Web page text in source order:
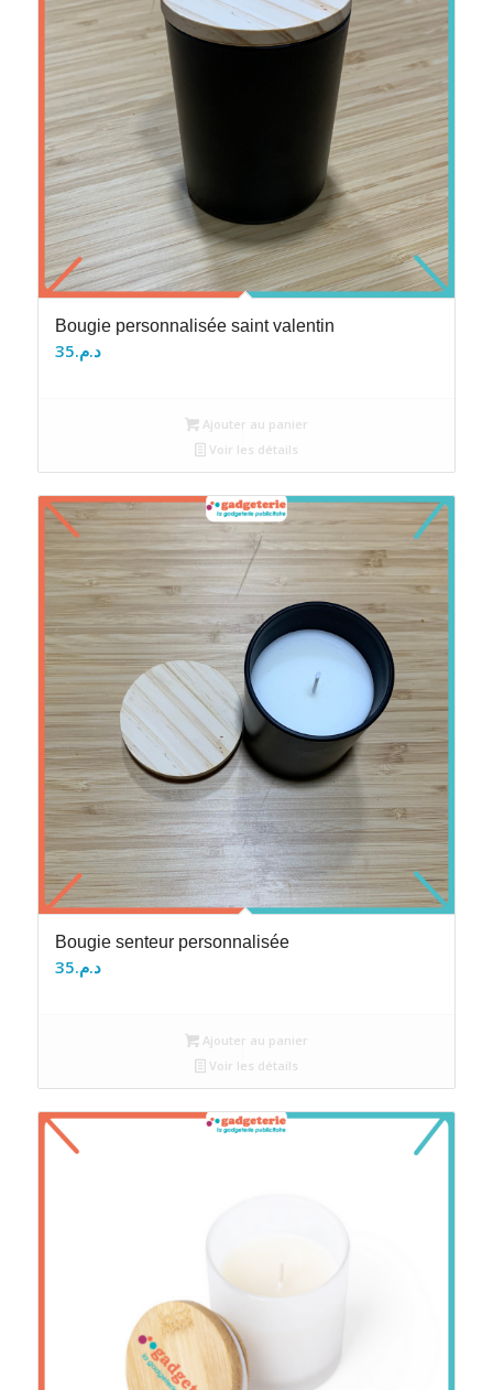
Bougie personnalisée saint valentin
د.م.35
Ajouter au panier
Voir les détails
Bougie senteur personnalisée
د.م.35
Ajouter au panier
Voir les détails